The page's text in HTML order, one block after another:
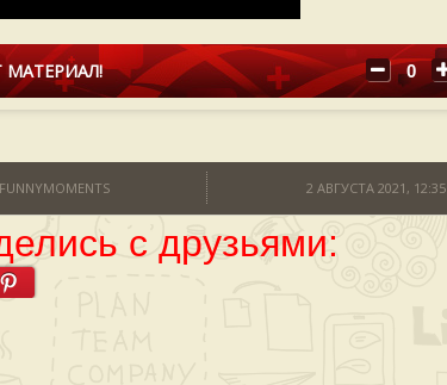
МАТЕРИАЛ! 0
FUNNYMOMENTS 2 АВГУСТА 2021, 12:35
с друзьями: